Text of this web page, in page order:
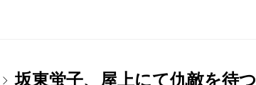
坂東蛍子、屋上にて仇敵を待つ